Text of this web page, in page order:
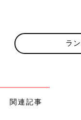
ラ
関連記事